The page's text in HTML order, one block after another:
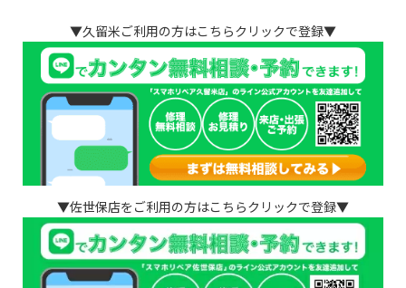
▼久留米ご利用の方はこちらクリックで登録▼
▼佐世保店をご利用の方はこちらクリックで登録▼